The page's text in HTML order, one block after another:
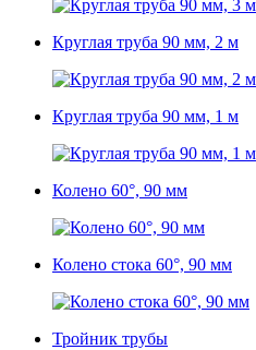
Круглая труба 90 мм, 2 м
Круглая труба 90 мм, 1 м
Колено 60°, 90 мм
Колено стока 60°, 90 мм
Тройник трубы